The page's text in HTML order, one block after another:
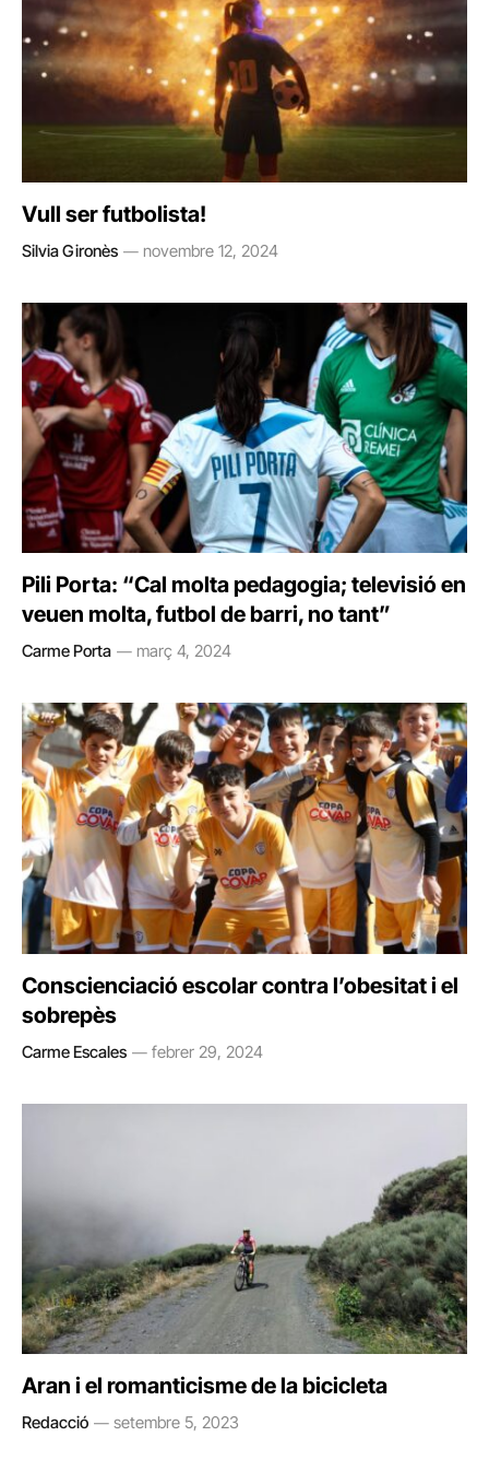
Vull ser futbolista!
Silvia Gironès novembre 12, 2024
Pili Porta: “Cal molta pedagogia; televisió en
veuen molta, futbol de barri, no tant”
Carme Porta març 4, 2024
Conscienciació escolar contra l’obesitat i el
sobrepès
Carme Escales febrer 29, 2024
Aran i el romanticisme de la bicicleta
Redacció setembre 5, 2023